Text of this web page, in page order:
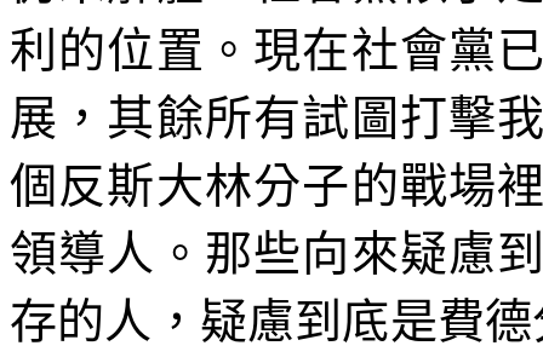
利的位置。現在社會黨
展，其餘所有試圖打擊
個反斯大林分子的戰場
領導人。那些向來疑慮
存的人，疑慮到底是費